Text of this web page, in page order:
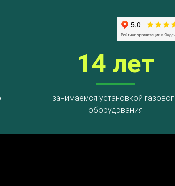
14 лет
занимаемся установкой
оборудования